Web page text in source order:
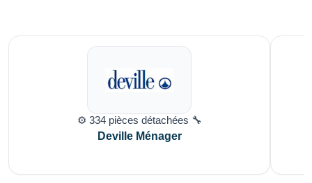
⚙️ 334 pièces détachées 🔧
Deville Ménager